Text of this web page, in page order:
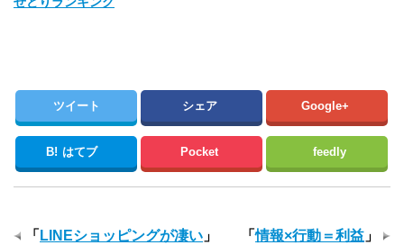
ツイート シェア Google+
B! はてブ Pocket feedly
「情報×行動＝利益 」
「 LINEショッピングが凄い 」